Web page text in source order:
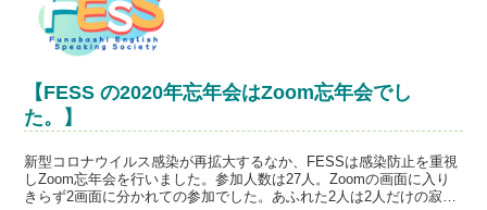
【FESS の2020年忘年会はZoom忘年会でし
た。】
新型コロナウイルス感染が再拡大するなか、FESSは感染防止を重視
しZoom忘年会を行いました。参加人数は27人。Zoomの画面に入り
きらず2画面に分かれての参加でした。あふれた2人は2人だけの寂し